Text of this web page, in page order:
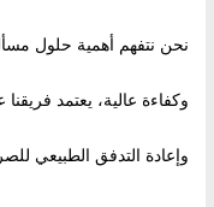
نحن نتفهم أهمية حلول
وكفاءة عالية، يعتمد
وإعادة التدفق الطبيعي